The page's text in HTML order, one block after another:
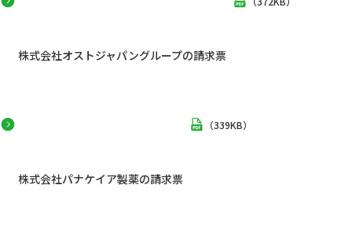
株式会社オストジャパングループの請求票
株式会社パナケイア製薬の請求票
（339KB）